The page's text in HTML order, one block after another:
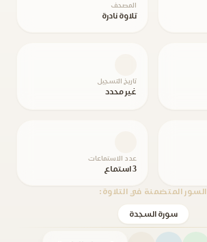
المصحف
تلاوة نادرة
تاريخ التسجيل
غير محدد
عدد الاستماعات
3 استماع
السور المتضمنة في التلاوة:
سورة السجدة